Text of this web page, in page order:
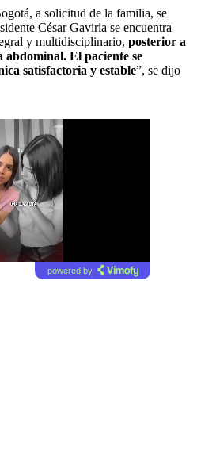
a solicitud de la familia, se
César Gaviria se encuentra
y multidisciplinario, posterior a
El paciente se
satisfactoria y estable”, se dijo
powered by